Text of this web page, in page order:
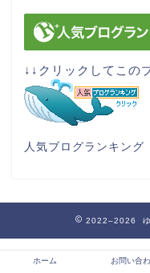
↓↓クリックしてこの
人気ブログランキング
2022–2026 ゆ
ホーム お問い合